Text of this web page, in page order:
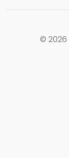
© 2026